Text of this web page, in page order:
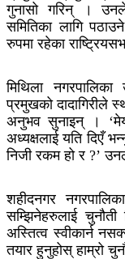
गुनासो गरिन् ।
समितिका लागि
रुपमा रहेका
मिथिला
प्रमुखको दादागिरीले
अनुभव सुनाइन् ।
अध्यक्षलाई यति दिएँ
निजी रकम हो र ?’
शहीदनगर
सम्झिनेहरुलाई
अस्तित्व स्वीकार्न
तयार हुनुहोस् हाम्रो